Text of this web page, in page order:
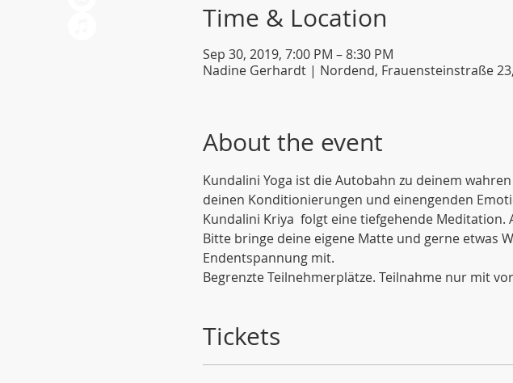
Time & Location
Sep 30, 2019, 7:00 PM – 8:30 PM
Nadine Gerhardt | Nordend, Frauensteinstraße
About the event
Kundalini Yoga ist die Autobahn zu deinem
deinen Konditionierungen und einengenden
Kundalini Kriya  folgt eine tiefgehende Meditation.
Bitte bringe deine eigene Matte und gerne etwas
Endentspannung mit.
Begrenzte Teilnehmerplätze. Teilnahme nur mit
Tickets